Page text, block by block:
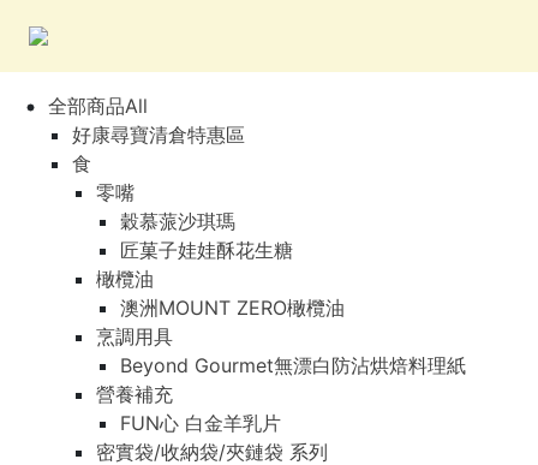
全部商品All
好康尋寶清倉特惠區
食
零嘴
穀慕蒎沙琪瑪
匠菓子娃娃酥花生糖
橄欖油
澳洲MOUNT ZERO橄欖油
烹調用具
Beyond Gourmet無漂白防沾烘焙料理紙
營養補充
FUN心 白金羊乳片
密實袋/收納袋/夾鏈袋 系列